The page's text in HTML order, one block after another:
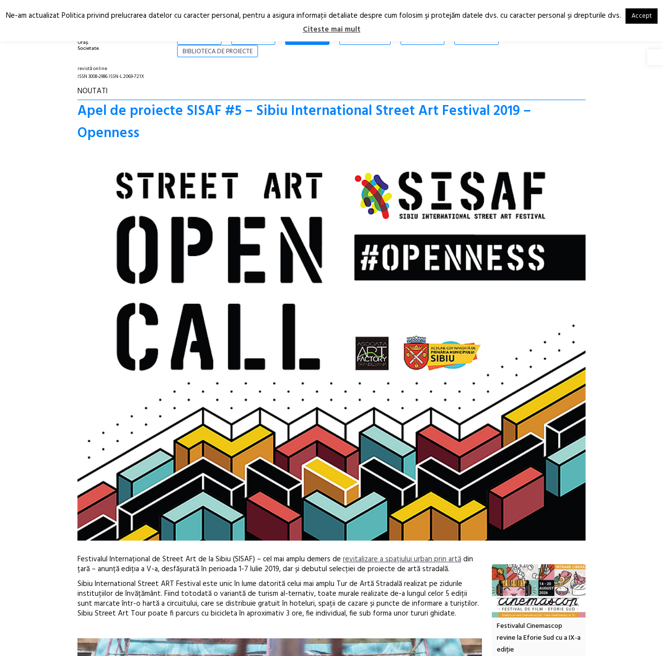
Oraș.
Societate.
RO
EN
STIRI
BIBLIOTECA DE PROIECTE
revistă online
ISSN 3008-2986 ISSN-L 2069-721X
NOUTATI
Apel de proiecte SISAF #5 – Sibiu International Street Art Festival 2019 –
Openness
Festivalul Internațional de Street Art de la Sibiu (SISAF) – cel mai amplu demers de revitalizare a spațiului urban prin artădin
țară – anunță ediția a V-a, desfășurată în perioada 1-7 Iulie 2019, dar și debutul selecției de proiecte de artă stradală.
Sibiu International Street ART Festival este unic în lume datorită celui mai amplu Tur de Artă Stradală realizat pe zidurile
instituțiilor de învățământ. Fiind totodată o variantă de turism al-ternativ, toate murale realizate de-a lungul celor 5 ediții
sunt marcate într-o hartă a circuitului, care se distribuie gratuit în hoteluri, spații de cazare și puncte de informare a turiștilor.
Sibiu Street Art Tour poate fi parcurs cu bicicleta în aproximativ 3 ore, fie individual, fie sub forma unor tururi ghidate.
revine la Eforie Sud cu a IX-a
ediție
Sleeping Beauties la Borsec:
dulceață de amintiri la
borcan, o cameră obscură și
Ne-am actualizat Politica privind prelucrarea datelor cu caracter personal, pentru a asigura informaţii detaliate despre cum folosim şi protejăm datele dvs. cu caracter personal şi drepturile dvs. Accept
Citeste mai mult